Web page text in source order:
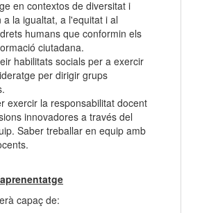
en contextos de diversitat i
a la igualtat, a l'equitat i al
humans que conformin els
ciutadana.
habilitats socials per a exercir
per dirigir grups
exercir la responsabilitat docent
innovadores a través del
Saber treballar en equip amb
capaç de: